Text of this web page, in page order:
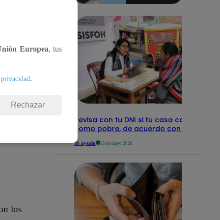
familia.
los
detalles
Revisa con tu DNI si tu casa califica
como pobre, de acuerdo con el Sisfoh
Te ayudo 25 de mayo 2026
Europea, tus
.
Rechazar